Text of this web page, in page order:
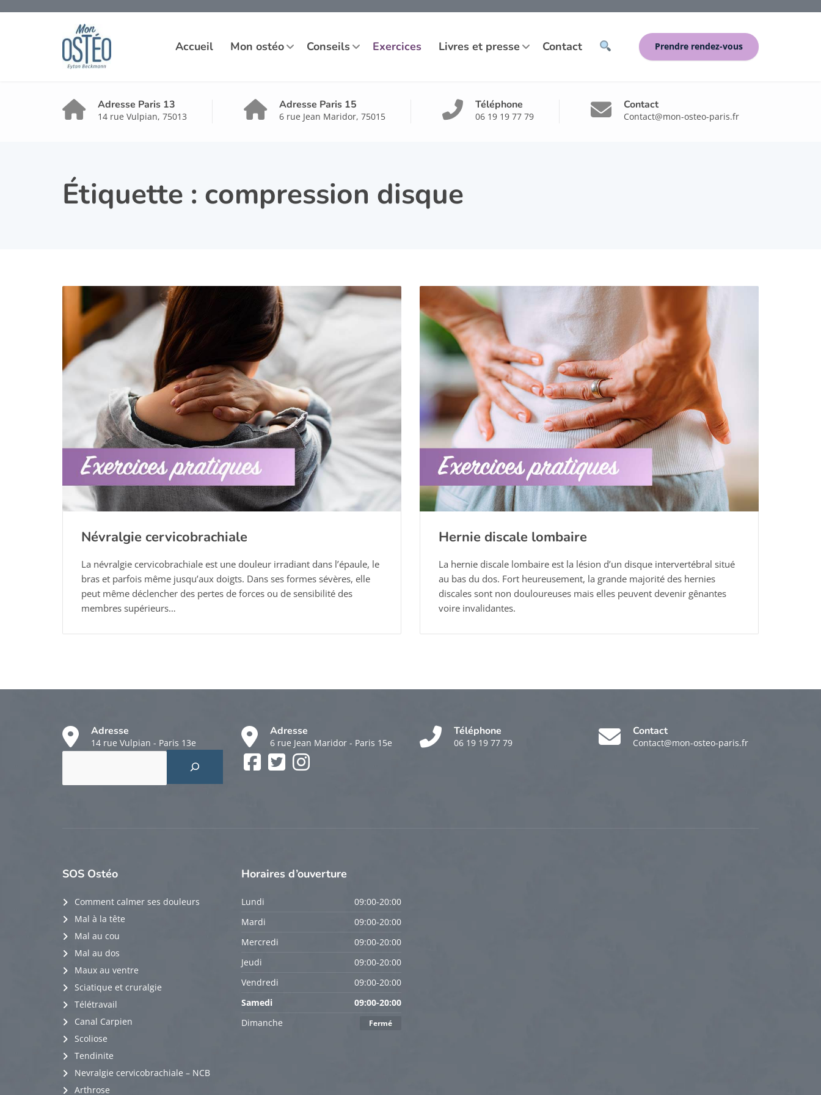
Accueil Mon ostéo Conseils Exercices Livres et presse Contact Prendre rendez-vous
Adresse Paris 13
14 rue Vulpian, 75013
Adresse Paris 15
6 rue Jean Maridor, 75015
Téléphone
06 19 19 77 79
Contact
Contact@mon-osteo-paris.fr
Étiquette : compression disque
Névralgie cervicobrachiale
La névralgie cervicobrachiale est une douleur irradiant dans l’épaule, le
bras et parfois même jusqu’aux doigts. Dans ses formes sévères, elle
peut même déclencher des pertes de forces ou de sensibilité des
membres supérieurs…
Hernie discale lombaire
La hernie discale lombaire est la lésion d’un disque intervertébral situé
au bas du dos. Fort heureusement, la grande majorité des hernies
discales sont non douloureuses mais elles peuvent devenir gênantes
voire invalidantes.
Adresse
14 rue Vulpian - Paris 13e
Adresse
6 rue Jean Maridor - Paris 15e
Téléphone
06 19 19 77 79
Contact
Contact@mon-osteo-paris.fr
Facebook
SOS Ostéo
Comment calmer ses douleurs
Mal à la tête
Mal au cou
Mal au dos
Maux au ventre
Sciatique et cruralgie
Télétravail
Canal Carpien
Scoliose
Tendinite
Nevralgie cervicobrachiale – NCB
Arthrose
Horaires d’ouverture
Lundi
09:00-20:00
Mardi
09:00-20:00
Mercredi
09:00-20:00
Jeudi
09:00-20:00
Vendredi
09:00-20:00
Samedi
09:00-20:00
Dimanche
Fermé